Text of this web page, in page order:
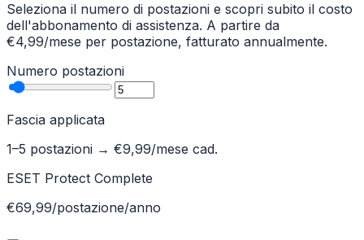
Seleziona il numero di postazioni e scopri subito il costo
dell'abbonamento di assistenza. A partire da
€4,99/mese per postazione, fatturato annualmente.
Numero postazioni
Fascia applicata
1–5 postazioni → €9,99/mese cad.
ESET Protect Complete
€69,99/postazione/anno